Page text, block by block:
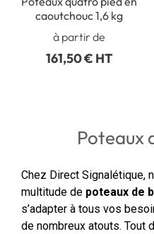
caoutchouc 1,6 kg
à partir de
161,50 € HT
Poteaux
Chez Direct Signalétique,
multitude de poteaux de
s’adapter à tous vos
de nombreux atouts. Tout